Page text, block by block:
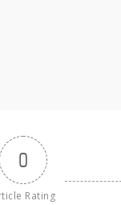
0
Rating